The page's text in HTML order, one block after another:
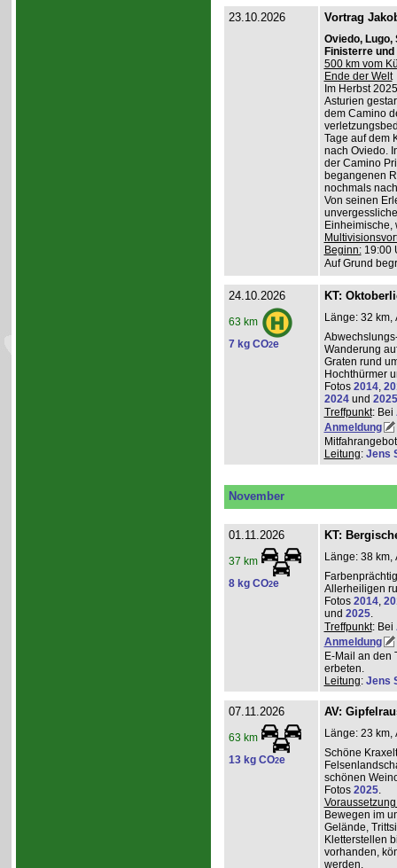
23.10.2026 Vortrag
Oviedo, Lugo,
Finisterre und
500 km vom
Ende der Welt
Im Herbst
Asturien
dem Camino
Tage auf dem
nach Oviedo.
der Camino
begangenen
nochmals
Von seinen
Einheimische,
Beginn:19:00
Auf Grund
24.10.2026
63 km
7 kg CO2e
KT:
Länge: 32 km,
Wanderung
Graten rund
Hochthürmer
Fotos 2014,
2024und 2025
Treffpunkt: Bei
Anmeldung
Leitung: Jens
November
01.11.2026
37 km
8 kg CO2e
KT:
Länge: 38 km,
Allerheiligen
Fotos 2014,
und 2025.
Treffpunkt: Bei
Anmeldung
E-Mail an den
erbeten.
Leitung: Jens
07.11.2026
63 km
13 kg CO2e
AV:
Länge: 23 km,
Schöne
schönen
Fotos 2025.
Bewegen im
Gelände,
Kletterstellen
vorhanden,
werden.